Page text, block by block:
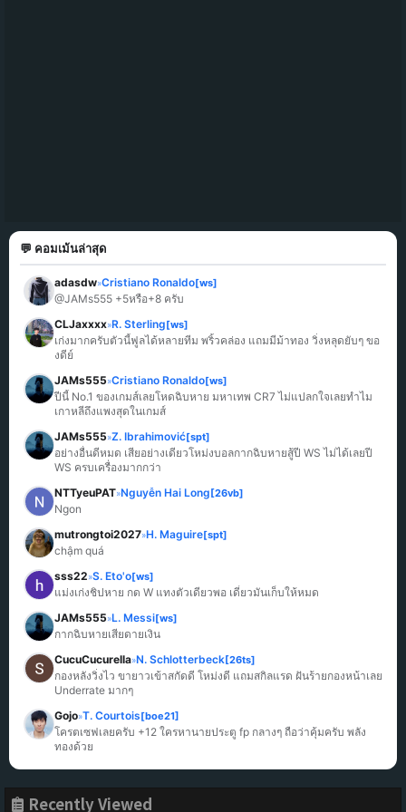
💬 คอมเม้นล่าสุด
adasdw»Cristiano Ronaldo[ws]
@JAMs555 +5หรือ+8 ครับ
CLJaxxxx»R. Sterling[ws]
เก่งมากครับตัวนี้ฟูลได้หลายทีม พริ้วคล่อง แถมมีม้าทอง วิ่งหลุดยับๆ ขอ
งดีย์
JAMs555»Cristiano Ronaldo[ws]
ปีนี้ No.1 ของเกมส์เลยโหดฉิบหาย มหาเทพ CR7 ไม่แปลกใจเลยทำไม
เกาหลีถึงแพงสุดในเกมส์
JAMs555»Z. Ibrahimović[spt]
อย่างอื่นดีหมด เสียอย่างเดียวโหม่งบอลกากฉิบหายสู้ปี WS ไม่ได้เลยปี
WS ครบเครื่องมากกว่า
NTTyeuPAT»Nguyễn Hai Long[26vb]
Ngon
mutrongtoi2027»H. Maguire[spt]
chậm quá
sss22»S. Eto'o[ws]
แม่งเก่งชิปหาย กด W แทงตัวเดียวพอ เดี๋ยวมันเก็บให้หมด
JAMs555»L. Messi[ws]
กากฉิบหายเสียดายเงิน
CucuCucurella»N. Schlotterbeck[26ts]
กองหลังวิ่งไว ขายาวเข้าสกัดดี โหม่งดี แถมสกิลแรด ฝันร้ายกองหน้าเลย
Underrate มากๆ
Gojo»T. Courtois[boe21]
โครตเซฟเลยครับ +12 ใครหานายประตู fp กลางๆ ถือว่าคุ้มครับ พลัง
ทองด้วย
Recently Viewed